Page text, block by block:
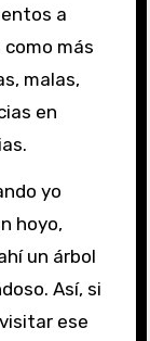
a
como más
malas,
en
yo
hoyo,
un árbol
Así, si
ese